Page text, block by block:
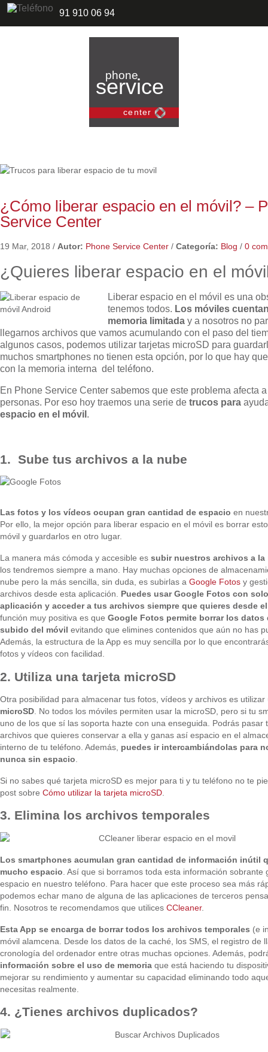
91 910 06 94
¿Cómo liberar espacio en el móvil? –
Service Center
19 Mar, 2018 / Autor: Phone Service Center / Categoría: Blog / 0
¿Quieres liberar espacio en el
Liberar espacio en el móvil es una
tenemos todos. Los móviles
memoria limitada y a nosotros no
llegarnos archivos que vamos acumulando con el paso del
algunos casos, podemos utilizar tarjetas microSD para
muchos smartphones no tienen esta opción, por lo que hay
con la memoria interna del teléfono.
En Phone Service Center sabemos que este problema afecta
personas. Por eso hoy traemos una serie de trucos para
espacio en el móvil .
1. Sube tus archivos a la nube
Las fotos y los vídeos ocupan gran cantidad de espacio en
Por ello, la mejor opción para liberar espacio en el móvil es borrar
móvil y guardarlos en otro lugar.
La manera más cómoda y accesible es subir nuestros archivos a la
los tendremos siempre a mano. Hay muchas opciones de
nube pero la más sencilla, sin duda, es subirlas a Google Fotos y
archivos desde esta aplicación. Puedes usar Google Fotos con
aplicación y acceder a tus archivos siempre que quieres desde
función muy positiva es que Google Fotos permite borrar los datos
subido del móvil evitando que elimines contenidos que aún no has
Además, la estructura de la App es muy sencilla por lo que
fotos y vídeos con facilidad.
2. Utiliza una tarjeta microSD
Otra posibilidad para almacenar tus fotos, vídeos y archivos es utilizar
microSD . No todos los móviles permiten usar la microSD, pero si tu
uno de los que sí las soporta hazte con una enseguida. Podrás pasar
archivos que quieres conservar a ella y ganas así espacio en el
interno de tu teléfono. Además, puedes ir intercambiándolas para
nunca sin espacio
Si no sabes qué tarjeta microSD es mejor para ti y tu teléfono no te
post sobre Cómo utilizar la tarjeta microSD
3. Elimina los archivos temporales
Los smartphones acumulan gran cantidad de información inútil
mucho espacio . Así que si borramos toda esta información sobrante
espacio en nuestro teléfono. Para hacer que este proceso sea más
podemos echar mano de alguna de las aplicaciones de terceros
fin. Nosotros te recomendamos que utilices CCleaner.
Esta App se encarga de borrar todos los archivos temporales (e
móvil alamcena. Desde los datos de la caché, los SMS, el registro de
cronología del ordenador entre otras muchas opciones. Además,
información sobre el uso de memoria que está haciendo tu
mejorar su rendimiento y aumentar su capacidad eliminando todo
necesitas realmente.
4. ¿Tienes archivos duplicados?